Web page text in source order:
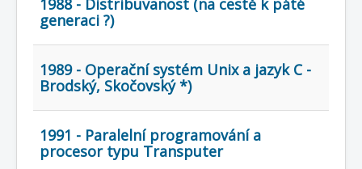
O nás
Úvod Mapa stránek (štítky)
1988 - Distribuvanost (na cestě k páté
generaci ?)
1989 - Operační systém Unix a jazyk C -
Brodský, Skočovský *)
1991 - Paralelní programování a
procesor typu Transputer